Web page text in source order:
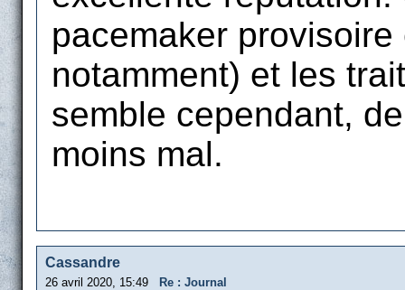
pacemaker
notamment) et les
semble cependant,
moins mal.
Cassandre
26 avril 2020, 15:49 Re : Journal